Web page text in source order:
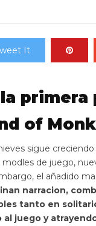
It
of
sigue
de juego,
el añadido
narracion,
tanto en
juego y